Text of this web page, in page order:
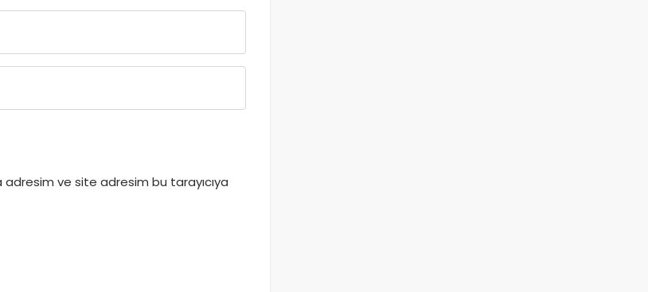
adresim ve site adresim bu tarayıcıya